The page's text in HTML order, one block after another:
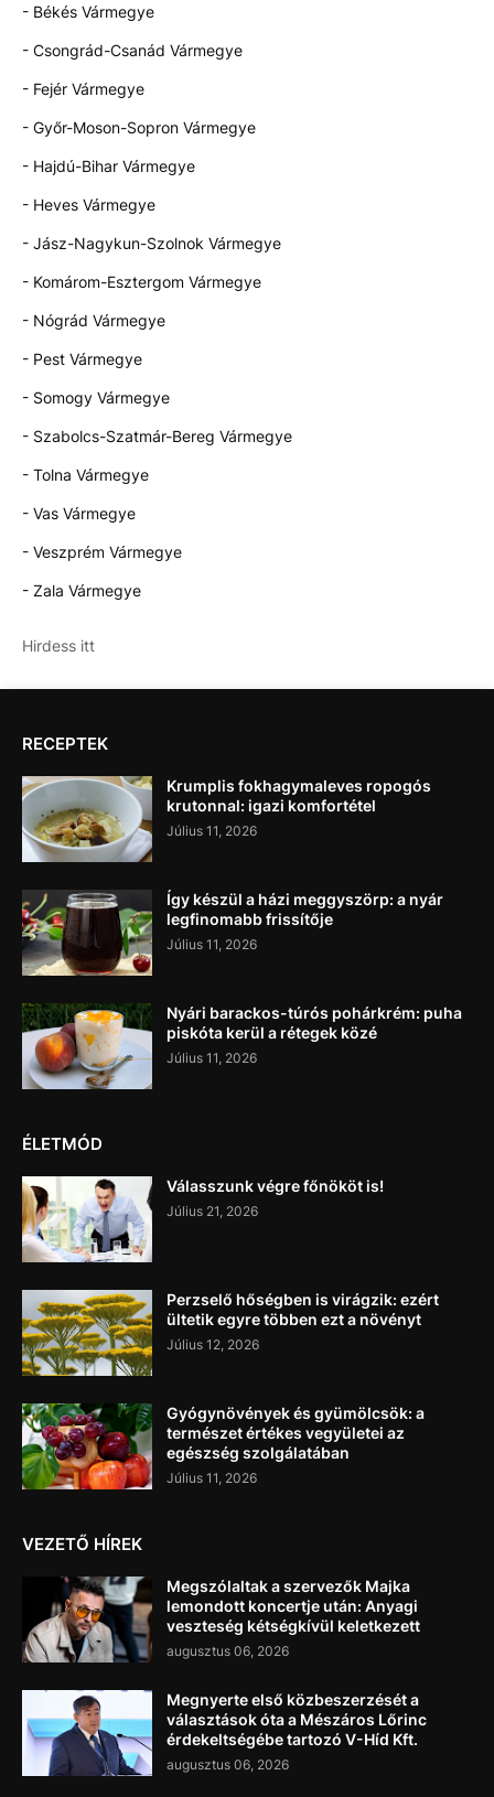
- Békés Vármegye
- Csongrád-Csanád Vármegye
- Fejér Vármegye
- Győr-Moson-Sopron Vármegye
- Hajdú-Bihar Vármegye
- Heves Vármegye
- Jász-Nagykun-Szolnok Vármegye
- Komárom-Esztergom Vármegye
- Nógrád Vármegye
- Pest Vármegye
- Somogy Vármegye
- Szabolcs-Szatmár-Bereg Vármegye
- Tolna Vármegye
- Vas Vármegye
- Veszprém Vármegye
- Zala Vármegye
Hirdess itt
RECEPTEK
Krumplis fokhagymaleves ropogós
krutonnal: igazi komfortétel
Július 11, 2026
Így készül a házi meggyszörp: a nyár
legfinomabb frissítője
Július 11, 2026
Nyári barackos-túrós pohárkrém: puha
piskóta kerül a rétegek közé
Július 11, 2026
ÉLETMÓD
Válasszunk végre főnököt is!
Július 21, 2026
Perzselő hőségben is virágzik: ezért
ültetik egyre többen ezt a növényt
Július 12, 2026
Gyógynövények és gyümölcsök: a
természet értékes vegyületei az
egészség szolgálatában
Július 11, 2026
VEZETŐ HÍREK
Megszólaltak a szervezők Majka
lemondott koncertje után: Anyagi
veszteség kétségkívül keletkezett
augusztus 06, 2026
Megnyerte első közbeszerzését a
választások óta a Mészáros Lőrinc
érdekeltségébe tartozó V-Híd Kft.
augusztus 06, 2026